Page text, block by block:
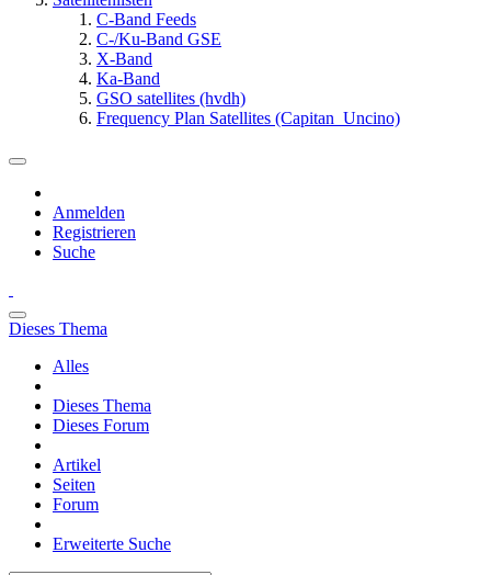
C-Band Feeds
C-/Ku-Band GSE
X-Band
Ka-Band
GSO satellites (hvdh)
Frequency Plan Satellites (Capitan_Uncino)
Anmelden
Registrieren
Suche
Dieses Thema
Alles
Dieses Thema
Dieses Forum
Artikel
Seiten
Forum
Erweiterte Suche